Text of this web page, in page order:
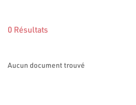
0 Résultats
Aucun document trouvé